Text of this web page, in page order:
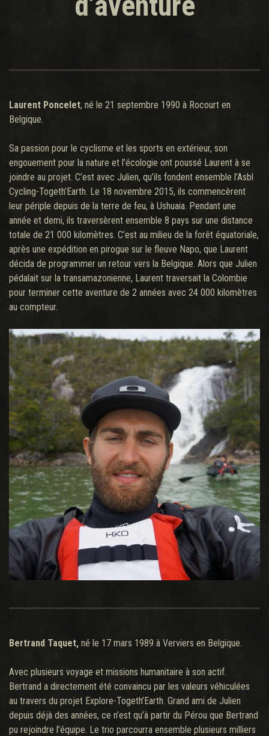
Laurent Poncelet, né le 21 septembre 1990 à Rocourt en
Belgique.
Sa passion pour le cyclisme et les sports en extérieur, son
engouement pour la nature et l’écologie ont poussé Laurent à se
joindre au projet. C’est avec Julien, qu’ils fondent ensemble l’Asbl
Cycling-Togeth’Earth. Le 18 novembre 2015, ils commencèrent
leur périple depuis de la terre de feu, à Ushuaia. Pendant une
année et demi, ils traversèrent ensemble 8 pays sur une distance
totale de 21 000 kilomètres. C’est au milieu de la forêt équatoriale,
après une expédition en pirogue sur le fleuve Napo, que Laurent
décida de programmer un retour vers la Belgique. Alors que Julien
pédalait sur la transamazonienne, Laurent traversait la Colombie
pour terminer cette aventure de 2 années avec 24 000 kilomètres
au compteur.
Bertrand Taquet, né le 17 mars 1989 à Verviers en Belgique.
Avec plusieurs voyage et missions humanitaire à son actif.
Bertrand a directement été convaincu par les valeurs véhiculées
au travers du projet Explore-Togeth’Earth. Grand ami de Julien
depuis déjà des années, ce n’est qu’à partir du Pérou que Bertrand
pu rejoindre l’équipe. Le trio parcourra ensemble plusieurs milliers